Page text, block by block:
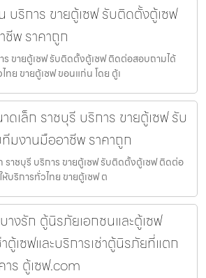
บริการ ขายตู้เซฟ รับติดตั้งตู้เซฟ
พ ราคาถูก
ร ขายตู้เซฟ รับติดตั้งตู้เซฟ ติดต่อสอบถามได้
ย ขายตู้เซฟ ขอนแก่น โดย ตู้เ
ดเล็ก ราชบุรี บริการ ขายตู้เซฟ รับ
มงานมืออาชีพ ราคาถูก
ราชบุรี บริการ ขายตู้เซฟ รับติดตั้งตู้เซฟ ติดต่อ
บริการทั่วไทย ขายตู้เซฟ ต
างรัก ตู้นิรภัยเอกชนและตู้เซฟ
ตู้เซฟและบริการเช่าตู้นิรภัยที่แตก
าร ตู้เซฟ.com